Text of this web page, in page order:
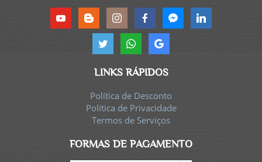
LINKS RÁPIDOS
Política de Desconto
Política de Privacidade
Termos de Serviços
FORMAS DE PAGAMENTO